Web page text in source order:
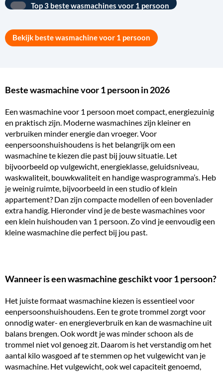
Top 3 beste wasmachines voor 1 persoon
Bekijk beste wasmachine voor 1 persoon
Beste wasmachine voor 1 persoon in 2026
Een wasmachine voor 1 persoon moet compact, energiezuinig
en praktisch zijn. Moderne wasmachines zijn kleiner en
verbruiken minder energie dan vroeger. Voor
eenpersoonshuishoudens is het belangrijk om een
wasmachine te kiezen die past bij jouw situatie. Let
bijvoorbeeld op vulgewicht, energieklasse, geluidsniveau,
waskwaliteit, bouwkwaliteit en handige wasprogramma’s. Heb
je weinig ruimte, bijvoorbeeld in een studio of klein
appartement? Dan zijn compacte modellen of een bovenlader
extra handig. Hieronder vind je de beste wasmachines voor
een klein huishouden van 1 persoon. Zo vind je eenvoudig een
kleine wasmachinedie perfect bij jou past.
Wanneer is een wasmachine geschikt voor 1 persoon?
Het juiste formaat wasmachine kiezen is essentieel voor
eenpersoonshuishoudens. Een te grote trommel zorgt voor
onnodig water- en energieverbruik en kan de wasmachine uit
balans brengen. Ook wordt je was minder schoon als de
trommel niet vol genoeg zit. Daarom is het verstandig om het
aantal kilo wasgoed af te stemmen op het vulgewicht van je
wasmachine. Het vulgewicht, ook wel capaciteit genoemd,